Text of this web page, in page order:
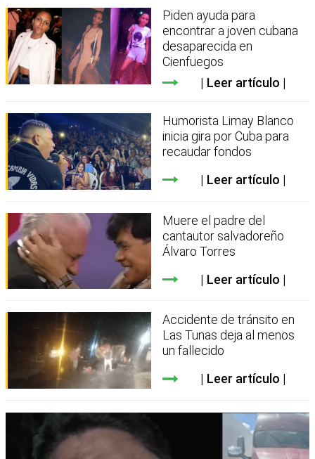
Piden ayuda para
encontrar a joven cubana
desaparecida en
Cienfuegos
Leer artículo
Humorista Limay Blanco
inicia gira por Cuba para
recaudar fondos
Leer artículo
Muere el padre del
cantautor salvadoreño
Álvaro Torres
Leer artículo
Accidente de tránsito en
Las Tunas deja al menos
un fallecido
Leer artículo